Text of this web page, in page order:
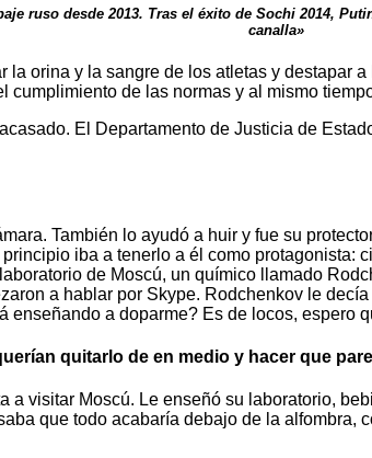
ruso desde 2013. Tras el éxito de Sochi 2014,
canalla»
orina y la sangre de los atletas y destapar
de las normas y al mismo
El Departamento de Justicia de
También lo ayudó a huir y fue su
iba a tenerlo a él como protagonista:
de Moscú, un químico llamado
a hablar por Skype. Rodchenkov le
a doparme? Es de locos, espero
quitarlo de en medio y hacer que
visitar Moscú. Le enseñó su laboratorio,
que todo acabaría debajo de la alfombra,